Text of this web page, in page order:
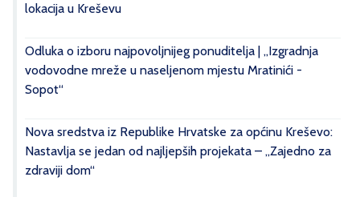
lokacija u Kreševu
Odluka o izboru najpovoljnijeg ponuditelja | „Izgradnja
vodovodne mreže u naseljenom mjestu Mratinići -
Sopot“
Nova sredstva iz Republike Hrvatske za općinu Kreševo:
Nastavlja se jedan od najljepših projekata – „Zajedno za
zdraviji dom“